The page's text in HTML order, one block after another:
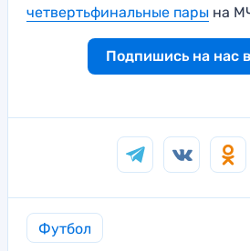
четвертьфинальные пары на
Подпишись на нас
Футбол